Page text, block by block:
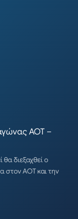
ΑΟΤ –
θα διεξαχθεί ο
στον ΑΟΤ και την